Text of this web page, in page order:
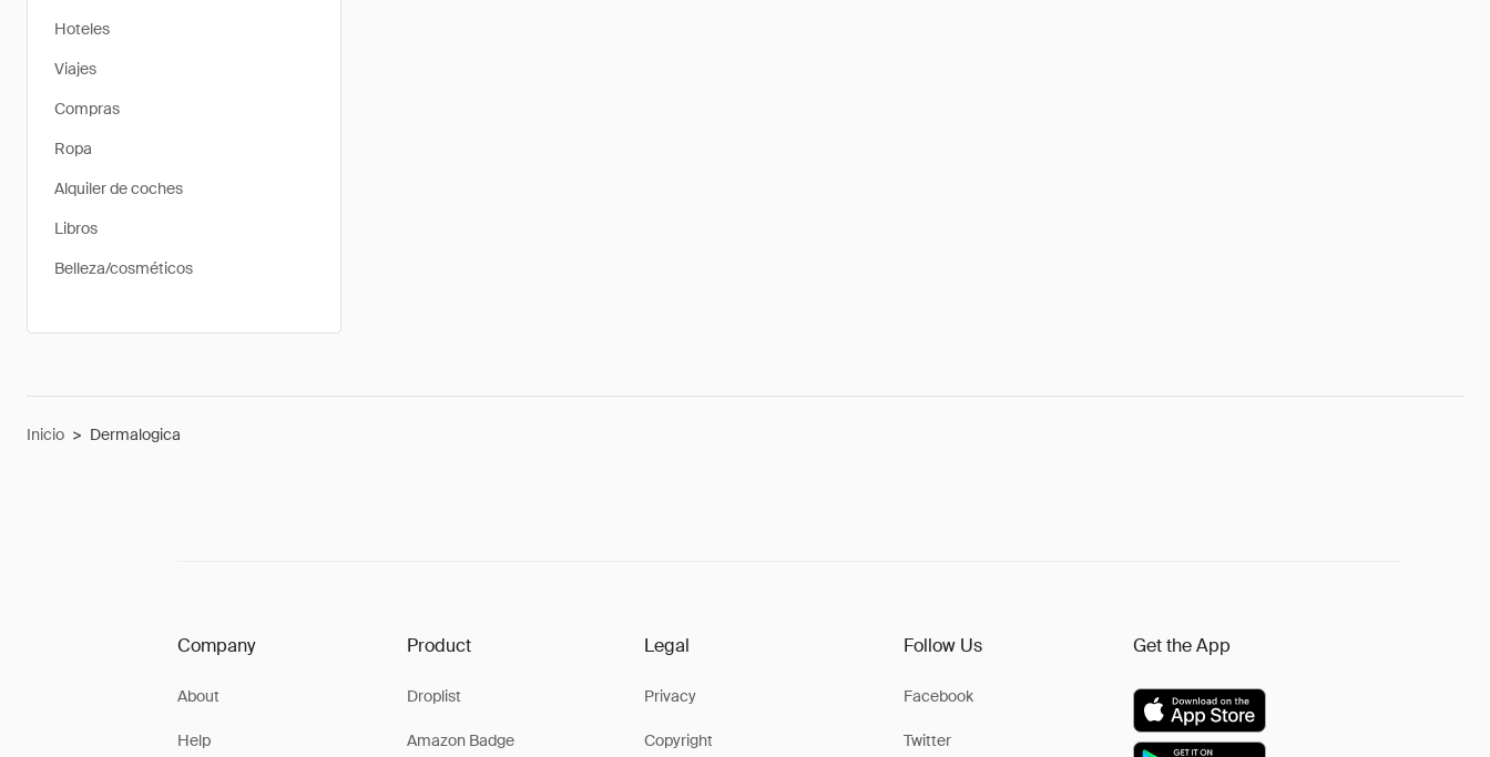
Hoteles
Viajes
Compras
Ropa
Alquiler de coches
Libros
Belleza/cosméticos
Inicio > Dermalogica
Company
About
Help
Product
Droplist
Amazon Badge
Legal
Privacy
Copyright
Follow Us
Facebook
Twitter
Get the App